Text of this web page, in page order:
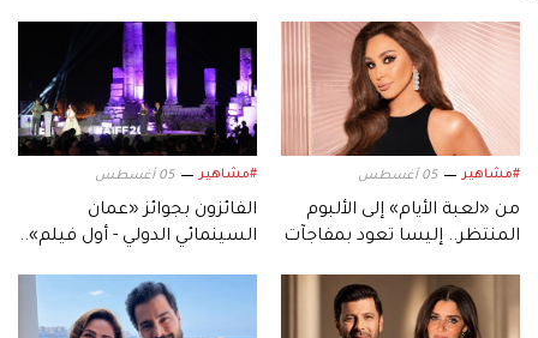
#مشاهير 05 أغسطس
من «لعبة الأيام» إلى الألبوم
المنتظر.. إليسا تعود بمفاجآت
#مشاهير 05 أغسطس
الفائزون بجوائز «عمان
السينمائي الدولي - أول فيلم»..